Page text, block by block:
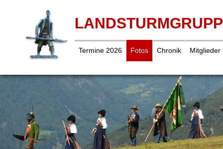
Termine 2026 Fotos Chronik Mitglieder